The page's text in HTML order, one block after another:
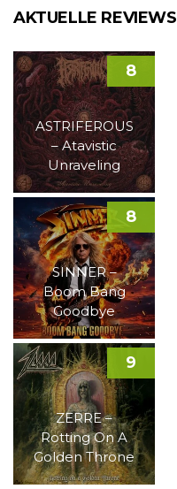
AKTUELLE REVIEWS
ASTRIFEROUS
– Atavistic
Unraveling
8
SINNER –
Boom Bang
Goodbye
8
ZERRE –
Rotting On A
Golden Throne
9